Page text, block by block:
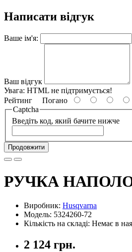
Написати відгук
Ваше ім'я:
Ваш відгук
Увага: HTML не підтримується!
Рейтинг Погано
Captcha
Введіть код, який бачите нижче
Продовжити
РУЧКА
Виробник: Husqvarna
Модель: 5324260-72
Кількість на складі: Немає в
2 124 грн.